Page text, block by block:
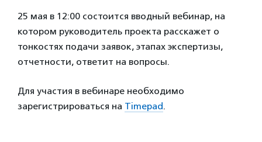
25 мая в 12:00 состоится вводный вебинар, на
котором руководитель проекта расскажет о
тонкостях подачи заявок, этапах экспертизы,
отчетности, ответит на вопросы.
Для участия в вебинаре необходимо
зарегистрироваться на Timepad.